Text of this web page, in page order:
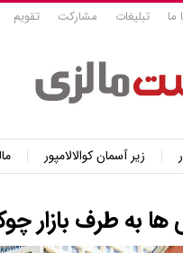
ما تبلیغات مشارکت تقویم
زیر آسمان کوالالامپور
به طرف بازار